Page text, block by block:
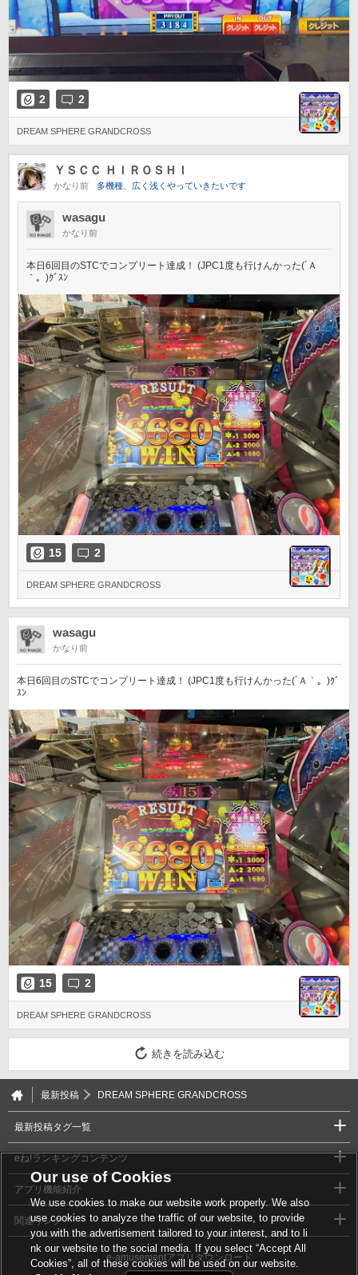
2 2
DREAM SPHERE GRANDCROSS
ＹＳＣＣ ＨＩＲＯＳＨＩ
かなり前 多機種、広く浅くやっていきたいです
wasagu
かなり前
本日6回目のSTCでコンプリート達成！ (JPC1度も行けんかった(´Ａ
｀。)ｸﾞｽﾝ
15 2
DREAM SPHERE GRANDCROSS
wasagu
かなり前
本日6回目のSTCでコンプリート達成！ (JPC1度も行けんかった(´Ａ｀。)ｸﾞ
ｽﾝ
15 2
DREAM SPHERE GRANDCROSS
続きを読み込む
最新投稿 DREAM SPHERE GRANDCROSS
最新投稿タグ一覧
eね!ランキングコンテンツ
アプリ機能紹介
関連リンク
e-amusementアプリダウンロード
Our use of Cookies
We use cookies to make our website work properly. We also
use cookies to analyze the traffic of our website, to provide
you with the advertisement tailored to your interest, and to li
nk our website to the social media. If you select “Accept All
Cookies”, all of these cookies will be used on our website.